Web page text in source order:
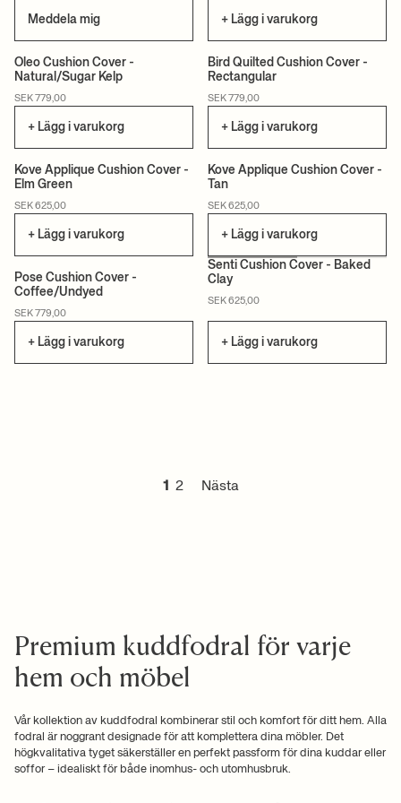
Meddela mig + Lägg i varukorg
Oleo Cushion Cover -
Natural/Sugar Kelp
SEK 779,00
+ Lägg i varukorg
CERTIFIERAD
Bird Quilted Cushion Cover -
Rectangular
SEK 779,00
+ Lägg i varukorg
CERTIFIERAD
Kove Applique Cushion Cover -
Elm Green
SEK 625,00
+ Lägg i varukorg
CERTIFIERAD
Kove Applique Cushion Cover -
Tan
SEK 625,00
+ Lägg i varukorg
CERTIFIERAD
Pose Cushion Cover -
Coffee/Undyed
SEK 779,00
+ Lägg i varukorg
Senti Cushion Cover - Baked
Clay
SEK 625,00
+ Lägg i varukorg
1 2 Nästa
Premium kuddfodral för varje
hem och möbel
Vår kollektion av kuddfodral kombinerar stil och komfort för ditt hem. Alla
fodral är noggrant designade för att komplettera dina möbler. Det
högkvalitativa tyget säkerställer en perfekt passform för dina kuddar eller
soffor – idealiskt för både inomhus- och utomhusbruk.